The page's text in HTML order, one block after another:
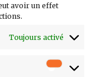
avoir un effet
Toujours activé